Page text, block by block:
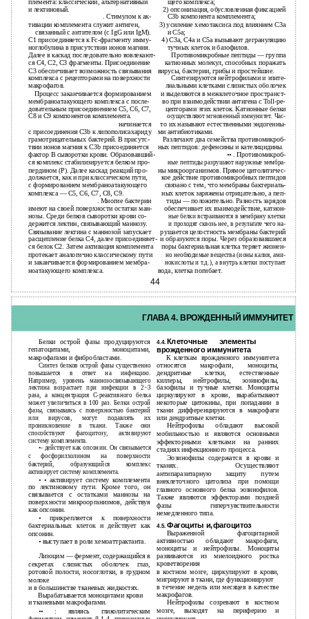
племента: классический, альтернативный
щего комплекса;
и лектиновый.
2) опсонизация, обусловленная фиксацией
. Стимулом к ак-
С3b компонента комплемента;
тивации комплемента служит антиген,
3) усиление хемотаксиса под влиянием С3а
связанный с антителом (с IgG или IgM).
и С5а;
С1 присоединяется к Fc-фрагменту имму-
4) С3а, С4а и С5а вызывают дегрануляцию
ноглобулина в присутствии ионов магния.
тучных клеток и базофилов.
Далее в каскад последовательно вовлекают-
Противомикробные пептиды — группа
ся С4, С2, С3 фрагменты. Присоединение
катионных молекул, способных поражать
С3 обеспечивает возможность связывания
вирусы, бактерии, грибы и простейшие.
комплекса с рецепторами на поверхности
Синтезируются нейтрофилами и эпите-
макрофагов.
лиальными клетками слизистых оболочек
Процесс заканчивается формированием
и выделяются в межклеточное пространст-
мембраноатакующего комплекса с после-
во при взаимодействии антигена с Toll-ре-
довательным присоединением С5, С6, С7,
цепторами этих клеток. Катионные белки
С8 и С9 компонентов комплемента.
осуществляют мгновенный иммунитет. Час-
начинается
то их называют естественными эндогенны-
с присоединения С3b к липополисахариду
ми антибиотиками.
грамотрицательных бактерий. В присутс-
Различают два семейства противомикроб-
твии ионов магния к С3b присоединяется
ных пептидов: дефенсины и кателицидины.
фактор В сыворотки крови. Образовавший-
••. Противомикроб-
ся комплекс стабилизируется белком про-
ные пептиды разрушают наружные мембра-
пердином (Р). Далее каскад реакций про-
ны микроорганизмов. Прямое цитолитичес-
должается, как и при классическом пути,
кое действие противомикробных пептидов
с формированием мембраноатакующего
связано с тем, что мембраны бактериаль-
комплекса — С5, С6, С7, С8, С9.
ных клеток заряжены отрицательно, а пеп-
. Многие бактерии
тиды — положительно. Разность зарядов
имеют на своей поверхности остатки ман-
обеспечивает их взаимодействие, катион-
нозы. Среди белков сыворотки крови со-
ные белки встраиваются в мембрану клетки
держится лектин, связывающий маннозу. и проходят сквозь нее, в результате чего на-
Связывание лектина с маннозой запускает
рушается целостность мембраны бактерий
расщепление белка С4, далее присоединяет- и образуются поры. Через образовавшиеся
ся белок С2. Затем активация комплемента
поры бактериальная клетка теряет жизнен-
протекает аналогично классическому пути
но необходимые вещества (ионы калия, ами-
и заканчивается формированием мембра- нокислоты и т.д.), а внутрь клетки поступает
ноатакующего комплекса. вода, клетка погибает.
44
ГЛАВА 4. ВРОЖДЕННЫЙ ИММУНИТЕТ
Белки острой фазы продуцируются
гепатоцитами, моноцитами,
макрофагами и фибробластами.
Синтез белков острой фазы существенно
повышается в ответ на инфекцию.
Например, уровень маннозосвязывающего
лектина возрастает при инфекции в 2−3
раза, а концентрация С-реактивного белка
может увеличиться в 100 раз. Белки острой
фазы, связываясь с поверхностью бактерий
или вирусов, могут подавлять их
проникновение в ткани. Также они
способствуют фагоцитозу, активируют
систему комплемента.
•- действует как опсонин. Он связывается
с фосфорилхолином на поверхности
бактерий, образующийся комплекс
активирует систему комплемента.
• • активирует систему комплемента
по лектиновому пути. Кроме того, он
связывается с остатками маннозы на
поверхности микроорганизмов, действуя
как опсонин.
•прикрепляется к поверхности
бактериальных клеток и действует как
опсонин.
• выступает в роли хемоаттрактанта.
Лизоцим — фермент, содержащийся в
секретах слизистых оболочек глаз,
ротовой полости, носоглотки, в грудном
молоке
и в большинстве тканевых жидкостях.
Вырабатывается моноцитами крови
и тканевыми макрофагами.
•• : являясь гликолитическим
4.4. Клеточные элементы
врожденного иммунитета
К клеткам врожденного иммунитета
относятся макрофаги, моноциты,
дендритные клетки, естественные
киллеры, нейтрофилы, эозинофилы,
базофилы и тучные клетки. Моноциты
циркулируют в крови, вырабатывают
некоторые цитокины, при попадании в
ткани дифференцируются в макрофаги
или дендритные клетки.
Нейтрофилы обладают высокой
мобильностью и являются основными
эффекторными клетками на ранних
стадиях инфекционного процесса.
Эозинофилы содержатся в крови и
тканях. Осуществляют
антипаразитарную защиту путем
внеклеточного цитолиза при помощи
главного основного белка эозинофилов.
Также являются эффекторами поздней
фазы гиперчувствительности
немедленного типа.
4.5. Фагоциты и‚фагоцитоз
Выраженной фагоцитарной
активностью обладают макрофаги,
моноциты и нейтрофилы. Моноциты
развиваются из миелоидного ростка
кроветворения
в костном мозге, циркулируют в крови,
мигрируют в ткани, где функционируют
в течение недель или месяцев в качестве
макрофагов.
Нейтрофилы созревают в костном
мозге, выходят на периферию и